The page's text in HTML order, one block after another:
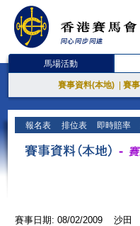
馬場活動
賽事資料(本地) 賽
報名表 排位表 即時賠率
賽事日期: 08/02/2009 沙田